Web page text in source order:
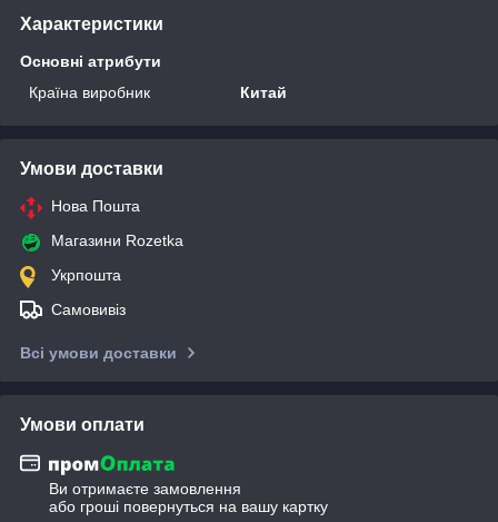
Характеристики
Основні атрибути
Країна виробник
Китай
Умови доставки
Нова Пошта
Магазини Rozetka
Укрпошта
Самовивіз
Всі умови доставки
Умови оплати
Ви отримаєте замовлення
або гроші повернуться на вашу картку